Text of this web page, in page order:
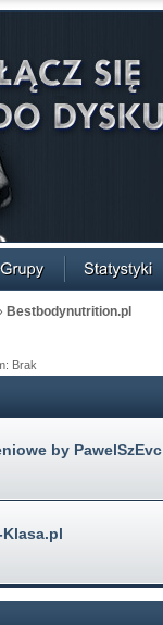
Bestbodynutrition.pl
Brak
by PawelSzEvc